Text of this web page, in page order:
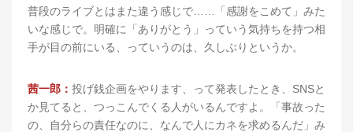
普段のライブとはまた違う感じで……「感謝をこめて」みた
いな感じで。明確に「ありがとう」っていう気持ちを持つ相
手が目の前にいる、っていうのは、久しぶりというか。
茜一郎： 投げ銭企画をやります、って発表したとき、SNSと
か見てると、つっこんでくる人がいるんですよ。「事故った
の、自分らの責任なのに、なんで人にカネを求めるんだ」み